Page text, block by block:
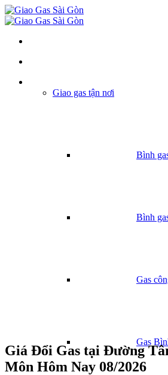
Giao gas tận nơi
Bình
Bình
Gas
Gas
Giá Đổi Gas tại Đường
Môn Hôm Nay 08/2026